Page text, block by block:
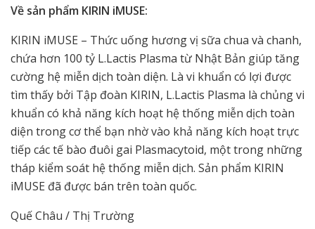
Về sản phẩm KIRIN iMUSE:
KIRIN iMUSE – Thức uống hương vị sữa chua và chanh,
chứa hơn 100 tỷ L.Lactis Plasma từ Nhật Bản giúp tăng
cường hệ miễn dịch toàn diện. Là vi khuẩn có lợi được
tìm thấy bởi Tập đoàn KIRIN, L.Lactis Plasma là chủng vi
khuẩn có khả năng kích hoạt hệ thống miễn dịch toàn
diện trong cơ thể bạn nhờ vào khả năng kích hoạt trực
tiếp các tế bào đuôi gai Plasmacytoid, một trong những
tháp kiểm soát hệ thống miễn dịch. Sản phẩm KIRIN
iMUSE đã được bán trên toàn quốc.
Quế Châu / Thị Trường